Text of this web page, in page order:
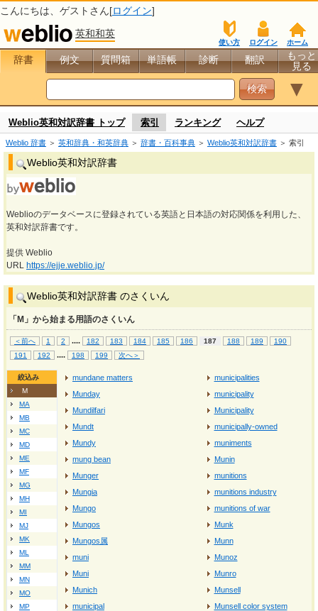
こんにちは、 ゲスト さん[ログイン]
英和和英
ホーム
ログイン
使い方
辞書 例文 質問箱 単語帳 診断 翻訳
もっと
見る
▼
Weblio英和対訳辞書 トップ 索引 ランキング ヘルプ
Weblio 辞書 ＞ 英和辞典・和英辞典 ＞ 辞書・百科事典 ＞ Weblio英和対訳辞書 ＞ 索引
Weblio英和対訳辞書
Weblioのデータベースに登録されている英語と日本語の対応関係を利用した、
英和対訳辞書です。
提供 Weblio
URL https://ejje.weblio.jp/
Weblio英和対訳辞書 のさくいん
「M」から始まる用語のさくいん
＜前へ 1 2 .... 182 183 184 185 186 187 188 189
190
191
192 .... 198 199 次へ＞
絞込み
M
MA
MB
MC
MD
ME
MF
MG
MH
MI
MJ
MK
ML
MM
MN
MO
MP
mundane matters
Munday
Mundilfari
Mundt
Mundy
mung bean
Munger
Mungia
Mungo
Mungos
Mungos属
muni
Muni
Munich
municipal
municipalities
municipality
Municipality
municipally‐owned
muniments
Munin
munitions
munitions industry
munitions of war
Munk
Munn
Munoz
Munro
Munsell
Munsell color system